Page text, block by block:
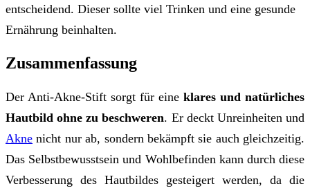
entscheidend. Dieser sollte viel Trinken und eine gesunde
Ernährung beinhalten.
Zusammenfassung
Der Anti-Akne-Stift sorgt für eine klares und natürliches
Hautbild ohne zu beschweren. Er deckt Unreinheiten und
Akne nicht nur ab, sondern bekämpft sie auch gleichzeitig.
Das Selbstbewusstsein und Wohlbefinden kann durch diese
Verbesserung des Hautbildes gesteigert werden, da die